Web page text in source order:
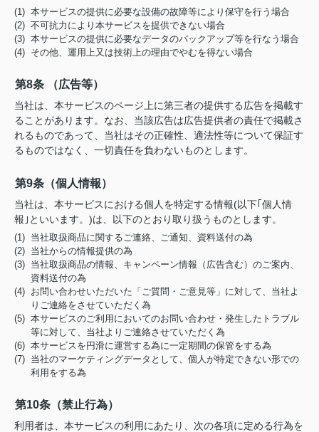
(1) 本サービスの提供に必要な設備の故障等により保守を行う場合
(2) 不可抗力により本サービスを提供できない場合
(3) 本サービスの提供に必要なデータのバックアップ等を行なう場合
(4) その他、運用上又は技術上の理由でやむを得ない場合
第8条 （広告等）
当社は、本サービスのページ上に第三者の提供する広告を掲載す
ることがあります。なお、当該広告は広告提供者の責任で掲載さ
れるものであって、当社はその正確性、適法性等について保証す
るものではなく、一切責任を負わないものとします。
第9条（個人情報）
当社は、本サービスにおける個人を特定する情報(以下｢個人情
報｣といいます。)は、以下のとおり取り扱うものとします。
(1) 当社取扱商品に関するご連絡、ご通知、資料送付の為
(2) 当社からの情報提供の為
(3) 当社取扱商品の情報、キャンペーン情報（広告含む）のご案内、
資料送付の為
(4) お問い合わせいただいた「ご質問・ご意見等」に対して、当社よ
りご連絡をさせていただく為
(5) 本サービスのご利用においてのお問い合わせ・発生したトラブル
等に対して、当社よりご連絡させていただく為
(6) 本サービスを円滑に運営する為に一定期間の保管をする為
(7) 当社のマーケティングデータとして、個人が特定できない形での
利用をする為
第10条（禁止行為）
利用者は、本サービスの利用にあたり、次の各項に定める行為を